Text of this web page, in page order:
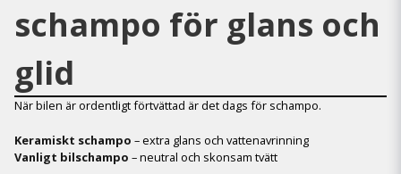
schampo för glans och
glid
När bilen är ordentligt förtvättad är det dags för schampo.
Keramiskt schampo – extra glans och vattenavrinning
Vanligt bilschampo – neutral och skonsam tvätt